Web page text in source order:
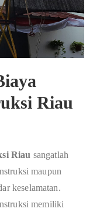
Riau
Riau sangatlah
maupun
keselamatan.
memiliki